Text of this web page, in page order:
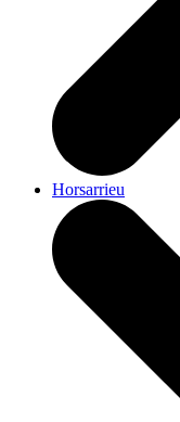
Horsarrieu